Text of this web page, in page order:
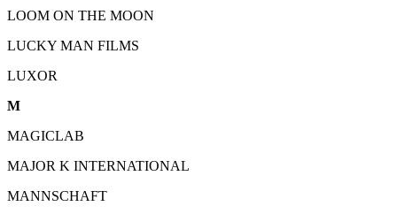
LOOM ON THE MOON
LUCKY MAN FILMS
LUXOR
M
MAGICLAB
MAJOR K INTERNATIONAL
MANNSCHAFT